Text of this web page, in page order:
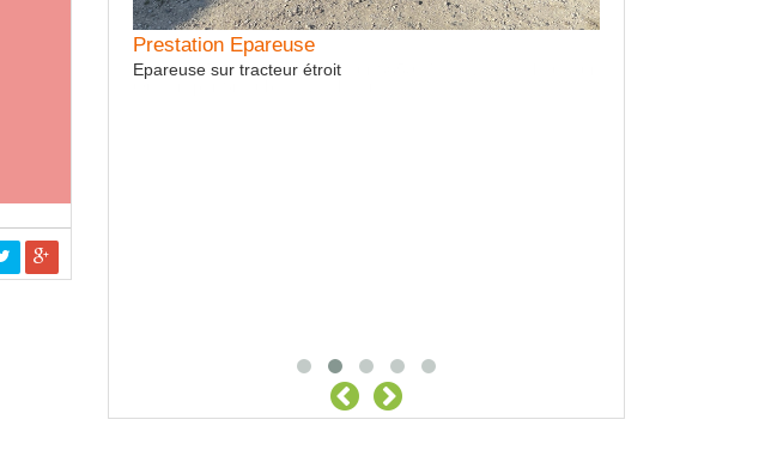
Prestation Epareuse
Epareuse sur tracteur étroit